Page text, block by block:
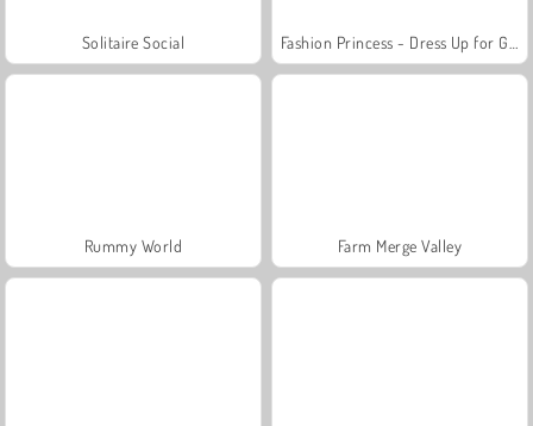
Solitaire Social
Rummy World Farm Merge Valley